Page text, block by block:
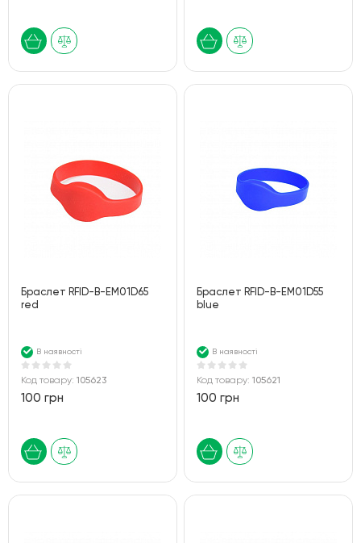
Браслет RFID-B-EM01D65
red
В наявності
Код товару: 105623
100 грн
Браслет RFID-B-EM01D55
blue
В наявності
Код товару:105621
100 грн